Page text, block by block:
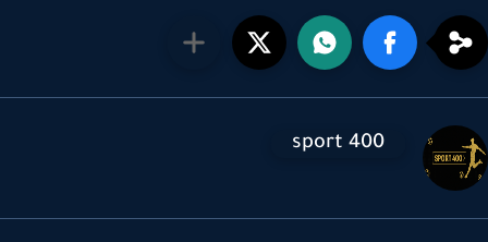
sport 400